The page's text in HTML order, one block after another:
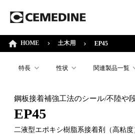
HOME 土木用 EP45
特長 性状 関連製品一覧
鋼板接着補強工法のシール/不陸や
EP45
二液型エポキシ樹脂系接着剤（高粘度